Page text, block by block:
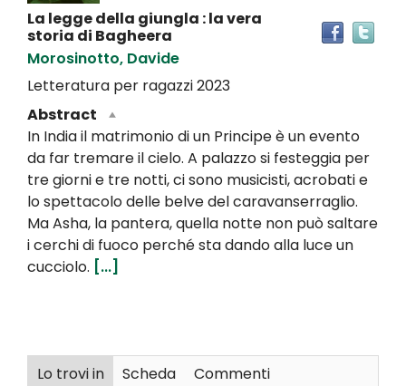
La legge della giungla : la vera
storia di Bagheera
Morosinotto, Davide
Letteratura per ragazzi2023
Abstract
In India il matrimonio di un Principe è un evento
da far tremare il cielo. A palazzo si festeggia per
tre giorni e tre notti, ci sono musicisti, acrobati e
lo spettacolo delle belve del caravanserraglio.
Ma Asha, la pantera, quella notte non può saltare
i cerchi di fuoco perché sta dando alla luce un
cucciolo. [...]
Lo trovi in Scheda Commenti